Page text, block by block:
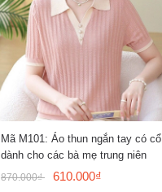
Mã M101: Áo thun ngắn tay có cổ
dành cho các bà mẹ trung niên
870.000₫ 610.000₫